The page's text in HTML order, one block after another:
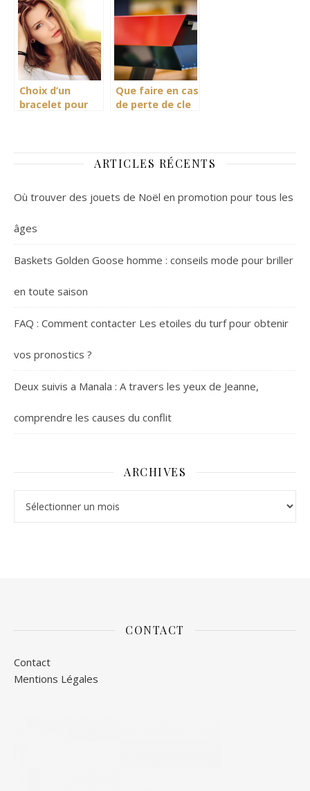
luminothérapie
goût
Choix d’un
bracelet pour
Que faire en cas
de perte de cle
lettres ?
ARTICLES RÉCENTS
Où trouver des jouets de Noël en promotion pour tous les
âges
Baskets Golden Goose homme : conseils mode pour briller
en toute saison
FAQ : Comment contacter Les etoiles du turf pour obtenir
vos pronostics ?
Deux suivis a Manala : A travers les yeux de Jeanne,
comprendre les causes du conflit
ARCHIVES
CONTACT
Contact
Mentions Légales